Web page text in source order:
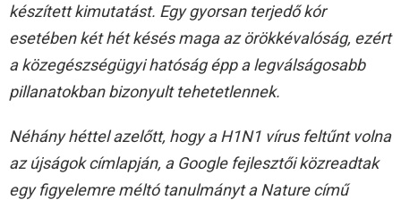
készített kimutatást. Egy gyorsan terjedő kór
esetében két hét késés maga az örökkévalóság, ezért
a közegészségügyi hatóság épp a legválságosabb
pillanatokban bizonyult tehetetlennek.
Néhány héttel azelőtt, hogy a H1N1 vírus feltűnt volna
az újságok címlapján, a Google fejlesztői közreadtak
egy figyelemre méltó tanulmányt a Nature című